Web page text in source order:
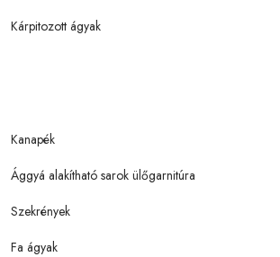
Kárpitozott ágyak
Kanapék
Ággyá alakítható sarok ülőgarnitúra
Szekrények
Fa ágyak